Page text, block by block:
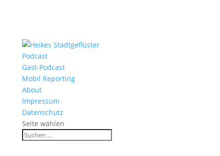
Podcast
Gast-Podcast
Mobil Reporting
About
Impressum
Datenschutz
Seite wählen